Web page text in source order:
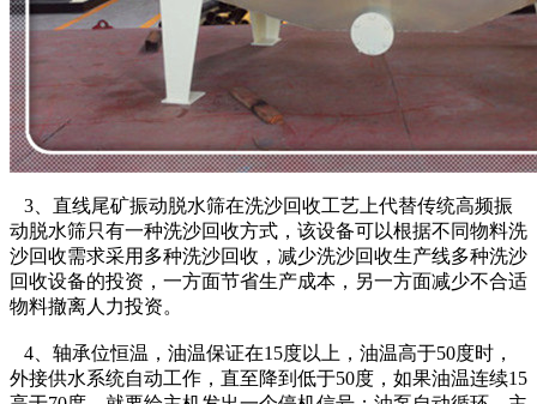
3、直线尾矿振动脱水筛在洗沙回收工艺上代替传统高频振
动脱水筛只有一种洗沙回收方式，该设备可以根据不同物料洗
沙回收需求采用多种洗沙回收，减少洗沙回收生产线多种洗沙
回收设备的投资 ，一方面节省生产成本，另一方面减少不合适
物料撤离人力投资。
4、轴承位恒温，油温保证在15度以上，油温高于50度时，
外接供水系统自动工作，直至降到低于50度，如果油温连续15